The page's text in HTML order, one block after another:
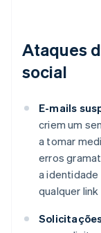
Ataques
social
E-mails
criem um
a tomar
erros
a
qualquer